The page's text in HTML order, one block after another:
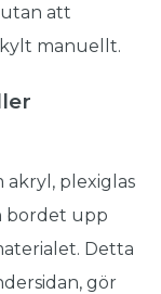
att
manuellt.
akryl, plexiglas
bordet upp
Detta
gör